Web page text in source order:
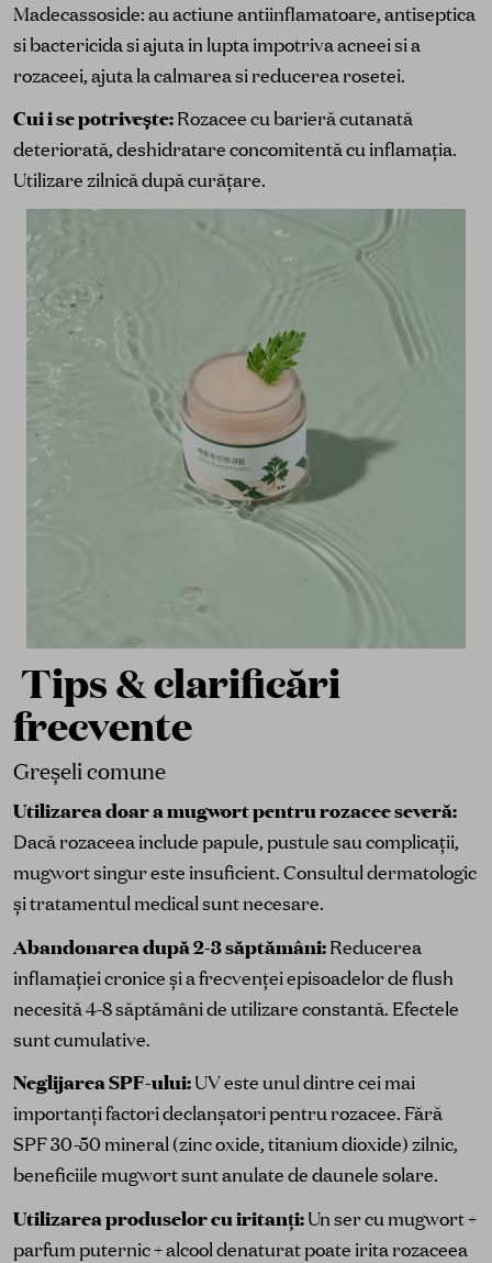
Madecassoside: au actiune antiinflamatoare, antiseptica
si bactericida si ajuta in lupta impotriva acneei si a
rozaceei, ajuta la calmarea si reducerea rosetei.
Cui i se potrivește:Rozacee cu barieră cutanată
deteriorată, deshidratare concomitentă cu inflamația.
Utilizare zilnică după curățare.
Tips & clarificări
frecvente
Greșeli comune
Utilizarea doar a mugwort pentru rozacee severă:
Dacă rozaceea include papule, pustule sau complicații,
mugwort singur este insuficient. Consultul dermatologic
și tratamentul medical sunt necesare.
Abandonarea după 2-3 săptămâni:Reducerea
inflamației cronice și a frecvenței episoadelor de flush
necesită 4-8 săptămâni de utilizare constantă. Efectele
sunt cumulative.
Neglijarea SPF-ului:UV este unul dintre cei mai
importanți factori declanșatori pentru rozacee. Fără
SPF 30-50 mineral (zinc oxide, titanium dioxide) zilnic,
beneficiile mugwort sunt anulate de daunele solare.
Utilizarea produselor cu iritanți:Un ser cu mugwort +
parfum puternic + alcool denaturat poate irita rozaceea